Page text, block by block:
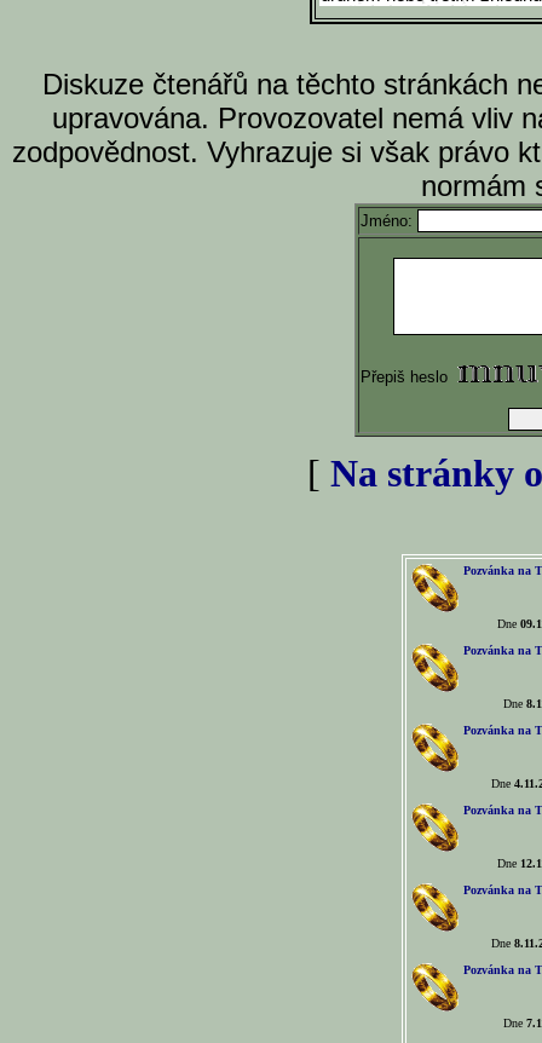
Diskuze čtenářů na těchto stránkách
upravována. Provozovatel nemá vliv
zodpovědnost. Vyhrazuje si však právo
normám
Jméno:
Přepiš heslo
[ Na stránky
Pozvánka na
Dne
Pozvánka na
Dne
Pozvánka na
Dne
Pozvánka na
Dne
Pozvánka na
Dne
Pozvánka na
Dne